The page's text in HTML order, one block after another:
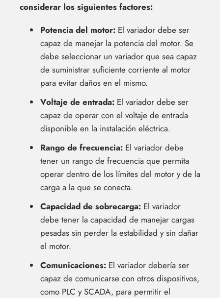
considerar los siguientes factores:
Potencia del motor: El variador debe ser
capaz de manejar la potencia del motor. Se
debe seleccionar un variador que sea capaz
de suministrar suficiente corriente al motor
para evitar daños en el mismo.
Voltaje de entrada: El variador debe ser
capaz de operar con el voltaje de entrada
disponible en la instalación eléctrica.
Rango de frecuencia: El variador debe
tener un rango de frecuencia que permita
operar dentro de los límites del motor y de la
carga a la que se conecta.
Capacidad de sobrecarga: El variador
debe tener la capacidad de manejar cargas
pesadas sin perder la estabilidad y sin dañar
el motor.
Comunicaciones: El variador debería ser
capaz de comunicarse con otros dispositivos,
como PLC y SCADA, para permitir el